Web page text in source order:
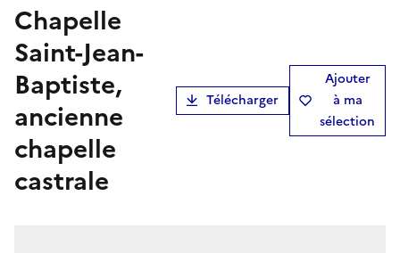
Chapelle
Saint-Jean-
Baptiste,
ancienne
chapelle
castrale
Télécharger
Ajouter
à ma
sélection